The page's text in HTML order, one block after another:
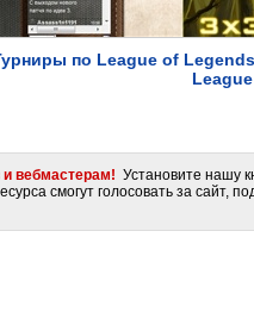
по League of
вебмастерам! Установите нашу
смогут голосовать за сайт,